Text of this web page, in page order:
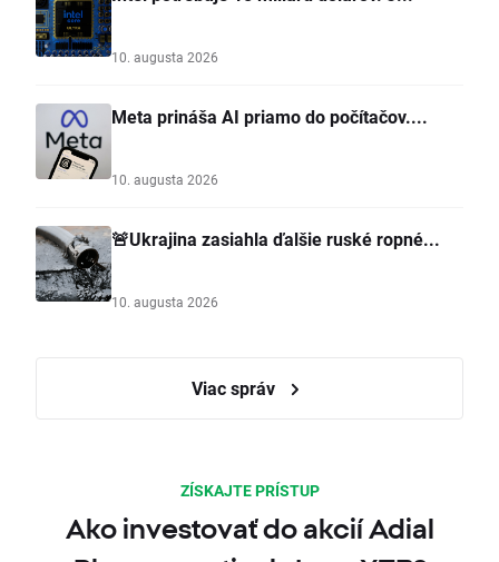
10. augusta 2026
Meta prináša AI priamo do počítačov....
10. augusta 2026
🚨Ukrajina zasiahla ďalšie ruské ropné...
10. augusta 2026
Viac správ
ZÍSKAJTE PRÍSTUP
Ako investovať do akcií Adial